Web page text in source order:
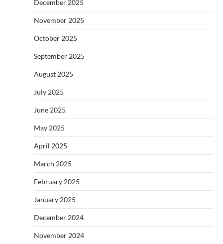
December 2025
November 2025
October 2025
September 2025
August 2025
July 2025
June 2025
May 2025
April 2025
March 2025
February 2025
January 2025
December 2024
November 2024